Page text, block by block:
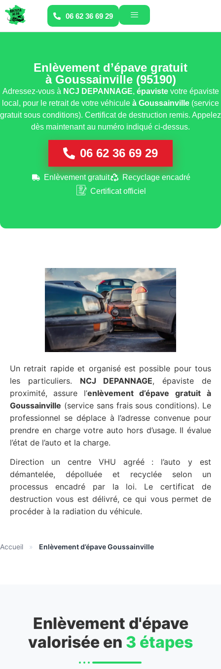
06 62 36 69 29
Enlèvement d’épave gratuit
à Goussainville (95190)
Adressez-vous à NCJ DEPANNAGE, épavistevotre épaviste
local, pour le retrait de votre véhicule à Goussainville (service
gratuit sous conditions). Certificat de destruction remis. Appelez
dès maintenant au numéro indiqué ci-dessus.
06 62 36 69 29
Enlèvement gratuit
Recyclage encadré
Certificat officiel
Un retrait rapide et organisé est possible pour tous
les particuliers. NCJ DEPANNAGE, épaviste de
proximité, assure l’enlèvement d’épave gratuit
à
Goussainville (service sans frais sous conditions). Le
professionnel se déplace à l’adresse convenue pour
prendre en charge votre auto hors d’usage. Il évalue
l’état de l’auto et la charge.
Direction un centre VHU agréé : l’auto y est
démantelée, dépolluée et recyclée selon un
processus encadré par la loi. Le certificat de
destruction vous est délivré, ce qui vous permet de
procéder à la radiation du véhicule.
Accueil » Enlèvement d’épave Goussainville
Enlèvement d'épave
valorisée en 3 étapes